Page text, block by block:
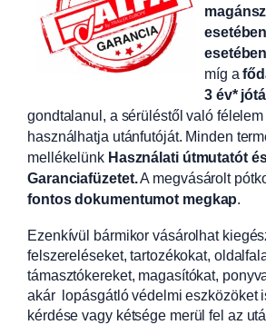
míg a
3 év*
gondtalanul, a sérüléstől való félelem
használhatja utánfutóját. Minden
mellékelünk Használati útmutatót
Garanciafüzetet.A megvásárolt
fontos dokumentumot megkap.
Ezenkívül bármikor vásárolhat
felszereléseket, tartozékokat,
támasztókereket, magasítókat,
akár lopásgátló védelmi eszközöket
kérdése vagy kétsége merül fel az